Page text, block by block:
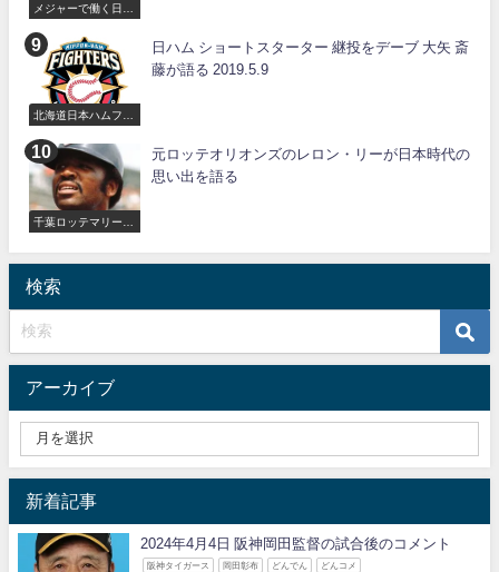
メジャーで働く日本
北海道日本ハムファ
日ハム ショートスターター 継投をデーブ 大矢 斎
藤が語る 2019.5.9
千葉ロッテマリーン
元ロッテオリオンズのレロン・リーが日本時代の
思い出を語る
検索
アーカイブ
新着記事
2024年4月4日 阪神岡田監督の試合後のコメント
阪神タイガース 岡田彰布 どんでん どんコメ